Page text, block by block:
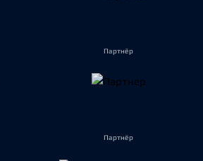
Партнёр
Партнёр